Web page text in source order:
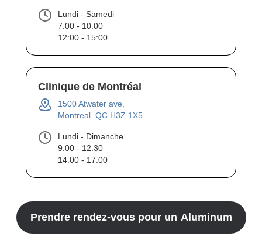
Lundi - Samedi
7:00 - 10:00
12:00 - 15:00
Clinique de Montréal
1500 Atwater ave,
Montreal, QC H3Z 1X5
Lundi - Dimanche
9:00 - 12:30
14:00 - 17:00
Prendre rendez-vous pour un Aluminum